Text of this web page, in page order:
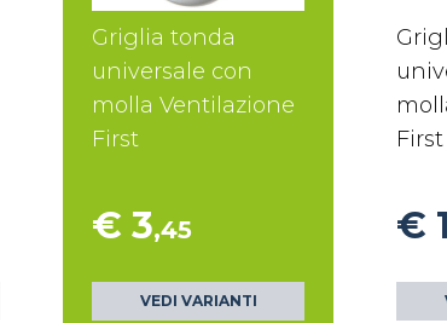
Griglia tonda
universale con
molla Ventilazione
First
€ 3,45
VEDI VARIANTI
First
€